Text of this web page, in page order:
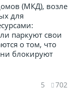
(МКД), возле
для
паркуют свои
о том, что
блокируют
5 702